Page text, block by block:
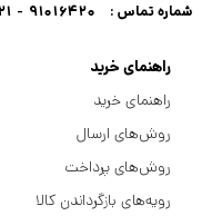
شماره تماس : ۹۱۰۱۶۴۲۰ - ۰۲۱
راهنمای خرید
راهنمای خرید
روش‌های ارسال
روش‌های پرداخت
رویه‌های بازگرداندن کالا